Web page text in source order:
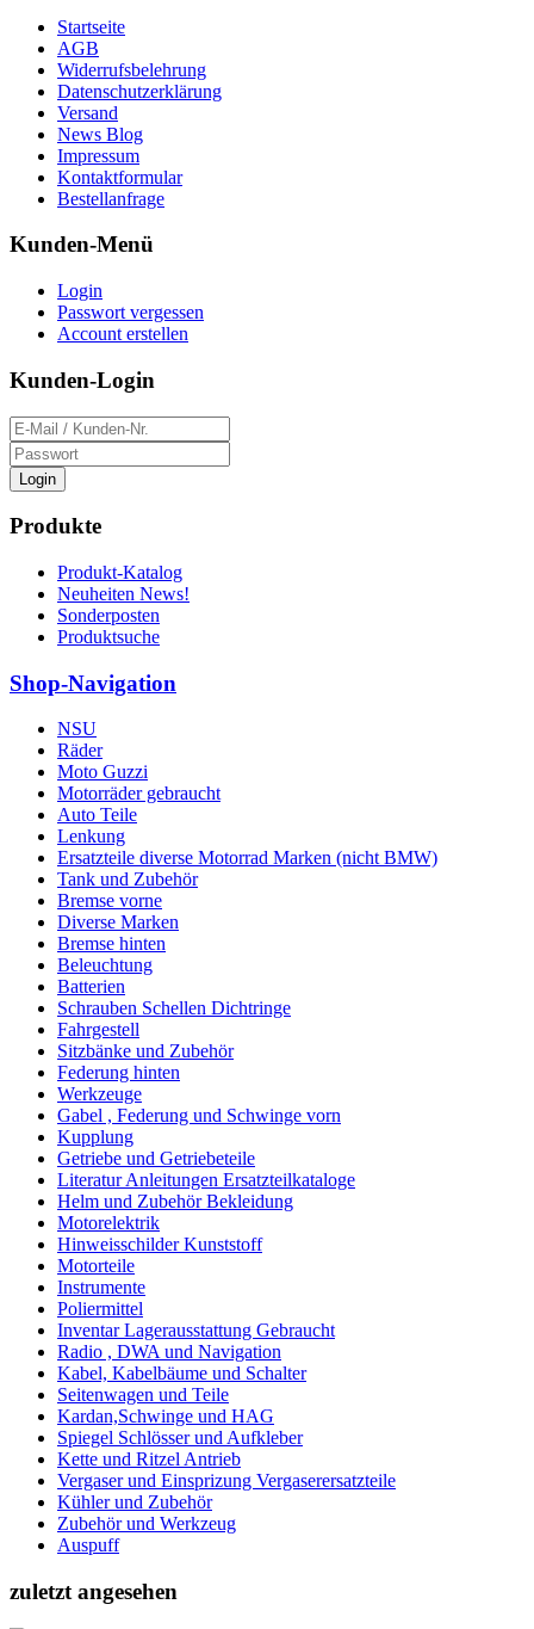
Startseite
AGB
Widerrufsbelehrung
Datenschutzerklärung
Versand
News Blog
Impressum
Kontaktformular
Bestellanfrage
Kunden-Menü
Login
Passwort vergessen
Account erstellen
Kunden-Login
Login
Produkte
Produkt-Katalog
Neuheiten News!
Sonderposten
Produktsuche
Shop-Navigation
NSU
Räder
Moto Guzzi
Motorräder gebraucht
Auto Teile
Lenkung
Ersatzteile diverse Motorrad Marken (nicht BMW)
Tank und Zubehör
Bremse vorne
Diverse Marken
Bremse hinten
Beleuchtung
Batterien
Schrauben Schellen Dichtringe
Fahrgestell
Sitzbänke und Zubehör
Federung hinten
Werkzeuge
Gabel , Federung und Schwinge vorn
Kupplung
Getriebe und Getriebeteile
Literatur Anleitungen Ersatzteilkataloge
Helm und Zubehör Bekleidung
Motorelektrik
Hinweisschilder Kunststoff
Motorteile
Instrumente
Poliermittel
Inventar Lagerausstattung Gebraucht
Radio , DWA und Navigation
Kabel, Kabelbäume und Schalter
Seitenwagen und Teile
Kardan,Schwinge und HAG
Spiegel Schlösser und Aufkleber
Kette und Ritzel Antrieb
Vergaser und Einsprizung Vergaserersatzteile
Kühler und Zubehör
Zubehör und Werkzeug
Auspuff
zuletzt angesehen